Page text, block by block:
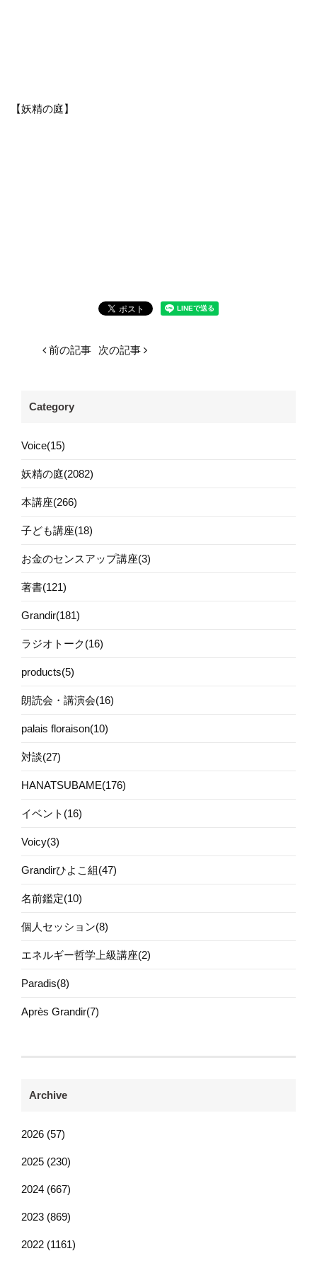
【妖精の庭】
前の記事 次の記事
Category
Voice(15)
妖精の庭(2082)
本講座(266)
子ども講座(18)
お金のセンスアップ講座(3)
著書(121)
Grandir(181)
ラジオトーク(16)
products(5)
朗読会・講演会(16)
palais floraison(10)
対談(27)
HANATSUBAME(176)
イベント(16)
Voicy(3)
Grandirひよこ組(47)
名前鑑定(10)
個人セッション(8)
エネルギー哲学上級講座(2)
Paradis(8)
Après Grandir(7)
Archive
2026 (57)
2025 (230)
2024 (667)
2023 (869)
2022 (1161)